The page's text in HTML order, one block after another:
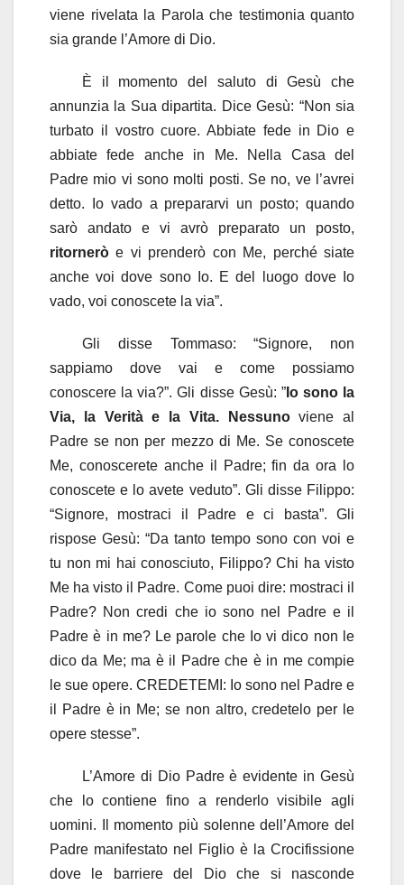
viene rivelata la Parola che testimonia quanto
sia grande l’Amore di Dio.
È il momento del saluto di Gesù che
annunzia la Sua dipartita. Dice Gesù: “Non sia
turbato il vostro cuore. Abbiate fede in Dio e
abbiate fede anche in Me. Nella Casa del
Padre mio vi sono molti posti. Se no, ve l’avrei
detto. Io vado a prepararvi un posto; quando
sarò andato e vi avrò preparato un posto,
ritorneròe vi prenderò con Me, perché siate
anche voi dove sono Io. E del luogo dove Io
vado, voi conoscete la via”.
Gli disse Tommaso: “Signore, non
sappiamo dove vai e come possiamo
conoscere la via?”. Gli disse Gesù: ”Io sono la
Via, la Verità e la Vita. Nessunoviene al
Padre se non per mezzo di Me. Se conoscete
Me, conoscerete anche il Padre; fin da ora lo
conoscete e lo avete veduto”. Gli disse Filippo:
“Signore, mostraci il Padre e ci basta”. Gli
rispose Gesù: “Da tanto tempo sono con voi e
tu non mi hai conosciuto, Filippo? Chi ha visto
Me ha visto il Padre. Come puoi dire: mostraci il
Padre? Non credi che io sono nel Padre e il
Padre è in me? Le parole che Io vi dico non le
dico da Me; ma è il Padre che è in me compie
le sue opere. CREDETEMI: Io sono nel Padre e
il Padre è in Me; se non altro, credetelo per le
opere stesse”.
L’Amore di Dio Padre è evidente in Gesù
che lo contiene fino a renderlo visibile agli
uomini. Il momento più solenne dell’Amore del
Padre manifestato nel Figlio è la Crocifissione
dove le barriere del Dio che si nasconde